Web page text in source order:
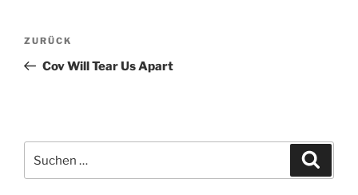
Beitragsnavigation
Vorheriger
Beitrag
ZURÜCK
Cov Will Tear Us Apart
nach: